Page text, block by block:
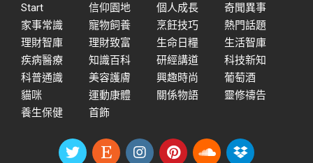
Start 信仰園地 個人成長
奇聞異事
家事常識
寵物飼養 烹飪技巧
熱門話題
理財智庫
理財致富 生命日糧
生活智庫
疾病醫療
知識百科 研經講道
科技新知
科普通識
美容護膚 興趣時尚
葡萄酒
貓咪
運動康體 關係物語
靈修禱告
養生保健
首飾